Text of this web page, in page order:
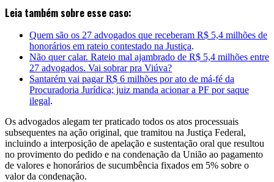
Leia também sobre esse caso:
Quem são os 27 advogados que receberam R$ 5,4 milhões de
honorários em rateio contestado na Justiça.
Não quer calar. Rateio mal ajambrado de R$ 5,4 milhões entre
27 advogados. Vai sobrar pra Viúva?
Santarém vai pagar R$ 6 milhões por ato de má-fé da
Procuradoria Jurídica; juiz manda acionar a PF por saque
ilegal.
Os advogados alegam ter praticado todos os atos processuais
subsequentes na ação original, que tramitou na Justiça Federal,
incluindo a interposição de apelação e sustentação oral que resultou
no provimento do pedido e na condenação da União ao pagamento
de valores e honorários de sucumbência fixados em 5% sobre o
valor da condenação.